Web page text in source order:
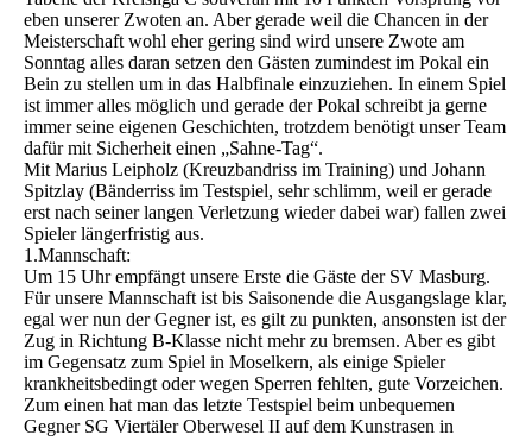
eben unserer Zwoten an. Aber gerade weil die Chancen in der
Meisterschaft wohl eher gering sind wird unsere Zwote am
Sonntag alles daran setzen den Gästen zumindest im Pokal ein
Bein zu stellen um in das Halbfinale einzuziehen. In einem Spiel
ist immer alles möglich und gerade der Pokal schreibt ja gerne
immer seine eigenen Geschichten, trotzdem benötigt unser Team
dafür mit Sicherheit einen „Sahne-Tag“.
Mit Marius Leipholz (Kreuzbandriss im Training) und Johann
Spitzlay (Bänderriss im Testspiel, sehr schlimm, weil er gerade
erst nach seiner langen Verletzung wieder dabei war) fallen zwei
Spieler längerfristig aus.
1.Mannschaft:
Um 15 Uhr empfängt unsere Erste die Gäste der SV Masburg.
Für unsere Mannschaft ist bis Saisonende die Ausgangslage klar,
egal wer nun der Gegner ist, es gilt zu punkten, ansonsten ist der
Zug in Richtung B-Klasse nicht mehr zu bremsen. Aber es gibt
im Gegensatz zum Spiel in Moselkern, als einige Spieler
krankheitsbedingt oder wegen Sperren fehlten, gute Vorzeichen.
Zum einen hat man das letzte Testspiel beim unbequemen
Gegner SG Viertäler Oberwesel II auf dem Kunstrasen in